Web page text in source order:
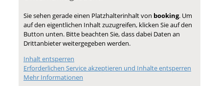
Sie sehen gerade einen Platzhalterinhalt von booking. Um
auf den eigentlichen Inhalt zuzugreifen, klicken Sie auf den
Button unten. Bitte beachten Sie, dass dabei Daten an
Drittanbieter weitergegeben werden.
Inhalt entsperren
Erforderlichen Service akzeptieren und Inhalte entsperren
Mehr Informationen